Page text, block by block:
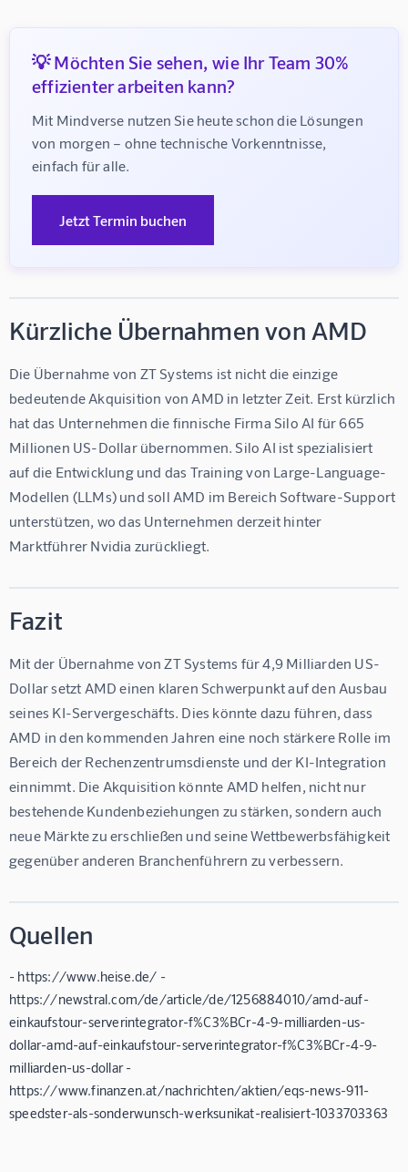
💡 Möchten Sie sehen, wie Ihr Team 30%
effizienter arbeiten kann?
Mit Mindverse nutzen Sie heute schon die Lösungen
von morgen – ohne technische Vorkenntnisse,
einfach für alle.
Jetzt Termin buchen
Kürzliche Übernahmen von AMD
Die Übernahme von ZT Systems ist nicht die einzige
bedeutende Akquisition von AMD in letzter Zeit. Erst kürzlich
hat das Unternehmen die finnische Firma Silo AI für 665
Millionen US-Dollar übernommen. Silo AI ist spezialisiert
auf die Entwicklung und das Training von Large-Language-
Modellen (LLMs) und soll AMD im Bereich Software-Support
unterstützen, wo das Unternehmen derzeit hinter
Marktführer Nvidia zurückliegt.
Fazit
Mit der Übernahme von ZT Systems für 4,9 Milliarden US-
Dollar setzt AMD einen klaren Schwerpunkt auf den Ausbau
seines KI-Servergeschäfts. Dies könnte dazu führen, dass
AMD in den kommenden Jahren eine noch stärkere Rolle im
Bereich der Rechenzentrumsdienste und der KI-Integration
einnimmt. Die Akquisition könnte AMD helfen, nicht nur
bestehende Kundenbeziehungen zu stärken, sondern auch
neue Märkte zu erschließen und seine Wettbewerbsfähigkeit
gegenüber anderen Branchenführern zu verbessern.
Quellen
- https://www.heise.de/ -
https://newstral.com/de/article/de/1256884010/amd-auf-
einkaufstour-serverintegrator-f%C3%BCr-4-9-milliarden-us-
dollar-amd-auf-einkaufstour-serverintegrator-f%C3%BCr-4-9-
milliarden-us-dollar -
https://www.finanzen.at/nachrichten/aktien/eqs-news-911-
speedster-als-sonderwunsch-werksunikat-realisiert-1033703363